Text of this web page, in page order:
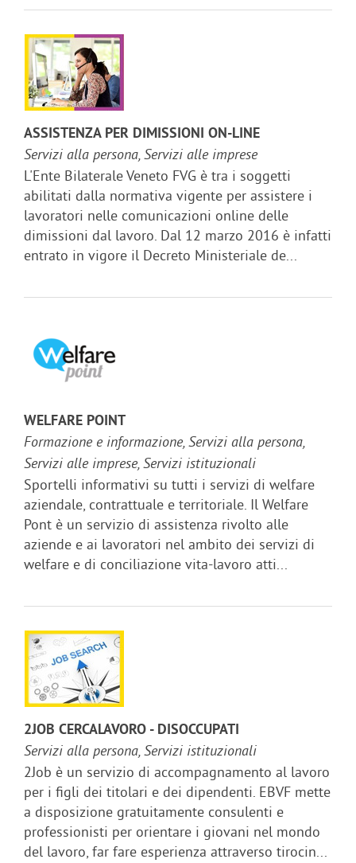
ASSISTENZA PER DIMISSIONI ON-LINE
Servizi alla persona, Servizi alle imprese
L'Ente Bilaterale Veneto FVG è tra i soggetti
abilitati dalla normativa vigente per assistere i
lavoratori nelle comunicazioni online delle
dimissioni dal lavoro. Dal 12 marzo 2016 è infatti
entrato in vigore il Decreto Ministeriale de...
WELFARE POINT
Formazione e informazione, Servizi alla persona,
Servizi alle imprese, Servizi istituzionali
Sportelli informativi su tutti i servizi di welfare
aziendale, contrattuale e territoriale. Il Welfare
Pont è un servizio di assistenza rivolto alle
aziende e ai lavoratori nel ambito dei servizi di
welfare e di conciliazione vita-lavoro atti...
2JOB CERCALAVORO - DISOCCUPATI
Servizi alla persona, Servizi istituzionali
2Job è un servizio di accompagnamento al lavoro
per i figli dei titolari e dei dipendenti. EBVF mette
a disposizione gratuitamente consulenti e
professionisti per orientare i giovani nel mondo
del lavoro, far fare esperienza attraverso tirocin...